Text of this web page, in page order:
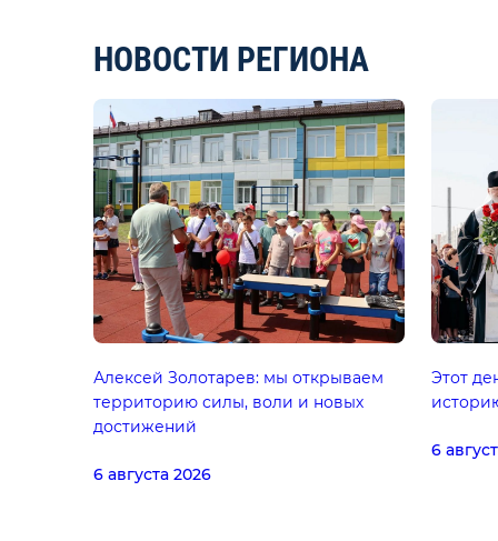
НОВОСТИ РЕГИОНА
Алексей Золотарев: мы открываем
территорию силы, воли и новых
достижений
6 августа 2026
Этот
6